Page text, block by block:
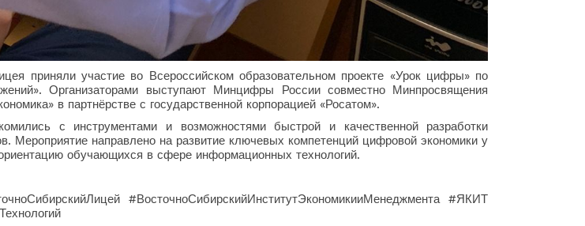
приняли участие во Всероссийском образовательном проекте «Урок цифры» по
Организаторами выступают Минцифры России совместно Минпросвящения
в партнёрстве с государственной корпорацией «Росатом».
с инструментами и возможностями быстрой и качественной разработки
Мероприятие направлено на развитие ключевых компетенций цифровой экономики у
обучающихся в сфере информационных технологий.
#ВосточноСибирскийИнститутЭкономикииМенеджмента #ЯКИТ